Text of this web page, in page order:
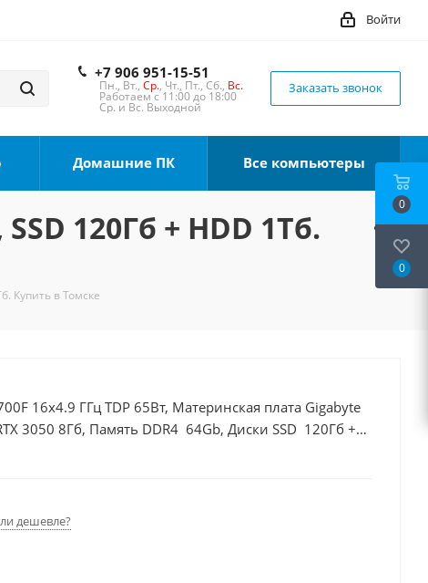
Войти
+7 906 951-15-51
Пн., Вт., Ср., Чт., Пт., Сб., Вс.
Работаем с 11:00 до 18:00
Ср. и Вс. Выходной
Заказать звонок
Домашние ПК Все компьютеры
120Гб + HDD 1Тб.
Купить в Томске
16x4.9 ГГц TDP 65Вт, Материнская плата Gigabyte
3050 8Гб, Память DDR4 64Gb, Диски SSD 120Гб +
дешевле?
0
0